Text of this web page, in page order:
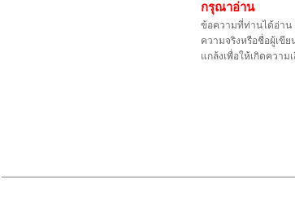
กรุณาอ่าน
ข้อความที่ท่านได้อ่าน
ความจริงหรือชื่อผู้เขี
แกล้งเพื่อให้เกิดควา